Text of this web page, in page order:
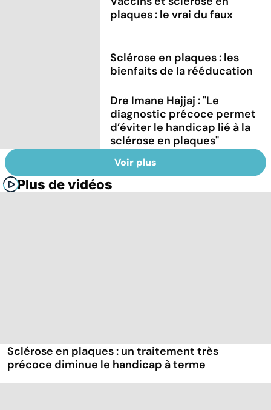
plaques : le vrai du faux
Sclérose en plaques : les
bienfaits de la rééducation
Dre Imane Hajjaj : "Le
diagnostic précoce permet
d’éviter le handicap lié à la
sclérose en plaques"
Voir plus
Plus de vidéos
Sclérose en plaques : un traitement très
précoce diminue le handicap à terme